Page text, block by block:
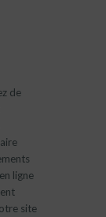
de
ligne
site